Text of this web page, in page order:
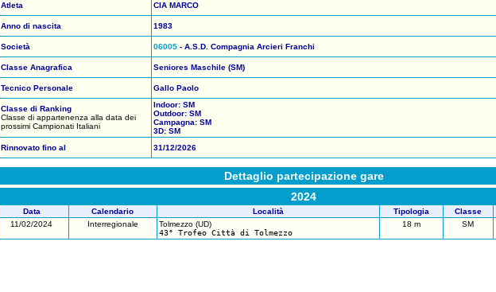
Atleta CIA MARCO
Anno di nascita 1983
Società 06005 - A.S.D. Compagnia Arcieri Franchi
Classe Anagrafica Seniores Maschile (SM)
Tecnico Personale Gallo Paolo
Classe di Ranking
Classe di appartenenza alla data dei
prossimi Campionati Italiani
Indoor: SM
Outdoor: SM
Campagna: SM
3D: SM
Rinnovato fino al
31/12/2026
Dettaglio partecipazione gare
2024
Data Calendario Località Tipologia Classe
11/02/2024 Interregionale
Tolmezzo (UD)
43° Trofeo Città di Tolmezzo
18 m SM